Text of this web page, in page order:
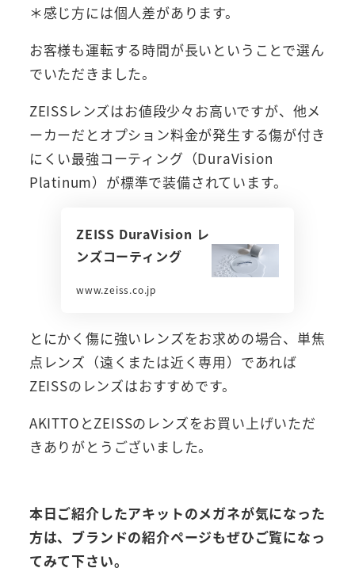
＊感じ方には個人差があります。
お客様も運転する時間が長いということで選ん
でいただきました。
ZEISSレンズはお値段少々お高いですが、他メ
ーカーだとオプション料金が発生する傷が付き
にくい最強コーティング（DuraVision
Platinum）が標準で装備されています。
ZEISS DuraVision レ
ンズコーティング
www.zeiss.co.jp
とにかく傷に強いレンズをお求めの場合、単焦
点レンズ（遠くまたは近く専用）であれば
ZEISSのレンズはおすすめです。
AKITTOとZEISSのレンズをお買い上げいただ
きありがとうございました。
本日ご紹介したアキットのメガネが気になった
方は、ブランドの紹介ページもぜひご覧になっ
てみて下さい。